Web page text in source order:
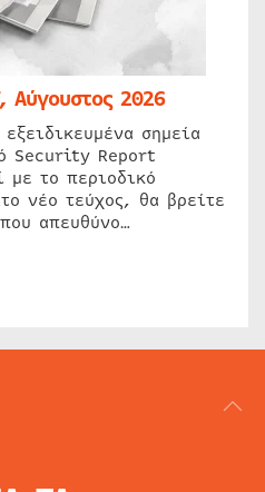
2026
σημεία
Security Report
με το περιοδικό
νέο τεύχος, θα βρείτε
απευθύνο…